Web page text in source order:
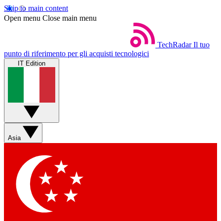
Skip to main content
Open menu Close main menu
TechRadar Il tuo
punto di riferimento per gli acquisti tecnologici
IT Edition
Asia